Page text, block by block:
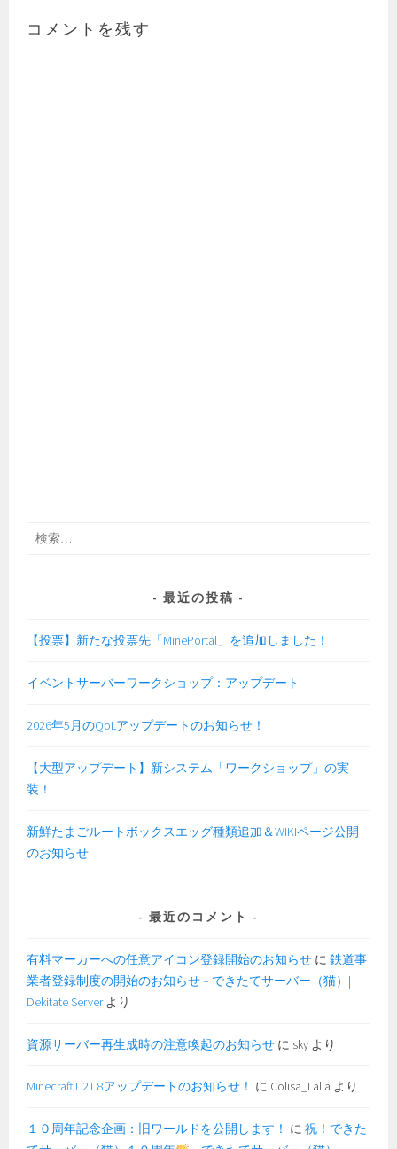
ゲ
ー
コメントを残す
検
最近の投稿
【投票】新たな投票先「MinePortal」を追加しました！
イベントサーバーワークショップ：アップデート
2026年5月のQoLアップデートのお知らせ！
【大型アップデート】新システム「ワークショップ」の実
装！
新鮮たまごルートボックスエッグ種類追加＆WIKIページ公開
のお知らせ
最近のコメント
有料マーカーへの任意アイコン登録開始のお知らせ に鉄道事
業者登録制度の開始のお知らせ – できたてサーバー（猫）|
Dekitate Serverより
資源サーバー再生成時の注意喚起のお知らせ に sky より
Minecraft1.21.8アップデートのお知らせ！ に Colisa_Lalia より
１０周年記念企画：旧ワールドを公開します！ に祝！できた